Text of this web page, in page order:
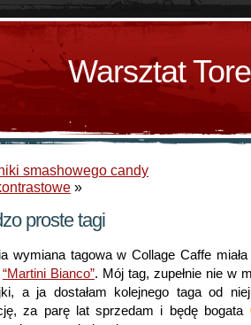
Warsztat
smashowego candy
»
proste tagi
wymiana tagowa w Collage Caffe
“Martini Bianco”. Mój tag, zupełnie nie w
a ja dostałam kolejnego taga od
za parę lat sprzedam i będę bogata